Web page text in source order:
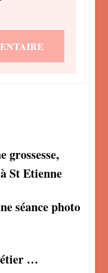
grossesse,
St Etienne
séance photo
…